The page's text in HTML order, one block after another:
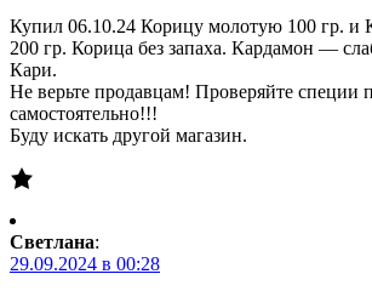
Купил 06.10.24 Корицу молотую 100 гр. и
200 гр. Корица без запаха. Кардамон —
Кари.
Не верьте продавцам! Проверяйте специи
самостоятельно!!!
Буду искать другой магазин.
Светлана:
29.09.2024 в 00:28